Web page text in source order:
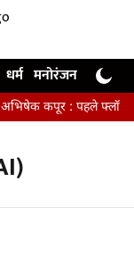
धर्म मनोरंजन खेल
अभिषेक कपूर : पहले फ्लॉप